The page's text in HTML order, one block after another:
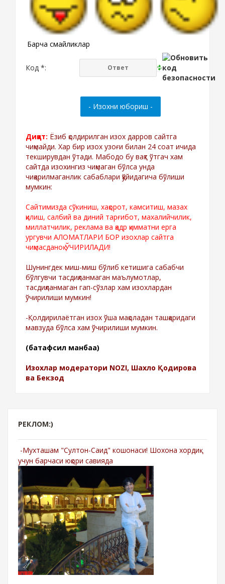
Барча смайликлар
Код *:
Диққат: Ёзиб қолдирилган изох дарров сайтга
чиқмайди. Хар бир изох узоғи билан 24 соат ичида
текширувдан ўтади. Мабодо бу вақт ўтгач хам
сайтда изохингиз чиқмаган бўлса унда
чиқарилмаганлик сабаблари қўйидагича бўлиши
мумкин:
Сайтимизда сўкиниш, хақорот, камситиш, мазах
қилиш, салбий ва диний тарғибот, махалийчилик,
миллатчилик, реклама ва қадр қимматни ерга
ургувчи АЛОМАТЛАРИ БОР изохлар сайтга
чиқмасданоқ ЎЧИРИЛАДИ!
Шунингдек миш-миш бўлиб кетишига сабабчи
бўлгувчи тасдиқланмаган маълумотлар,
тасдиқланмаган гап-сўзлар хам изохлардан
ўчирилиши мумкин!
-Қолдирилаётган изох ўша мақоладан ташқаридаги
мавзуда бўлса хам ўчирилиши мумкин.
(батафсил манбаа)
Изохлар модератори NOZI, Шахло Қодирова
ва Бекзод
РЕКЛОМ:)
-Мухташам "Султон-Саид" кошонаси! Шохона хордиқ
учун барчаси юқори савияда